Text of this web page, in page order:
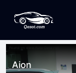
Aion